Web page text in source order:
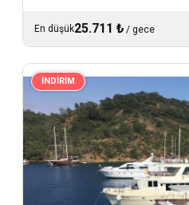
En düşük25.711 ₺ / gece
İNDİRİM